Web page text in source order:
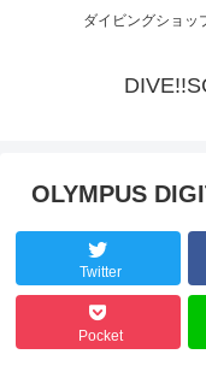
ダイビングショッ
OLYMPUS
Twitter
Pocket